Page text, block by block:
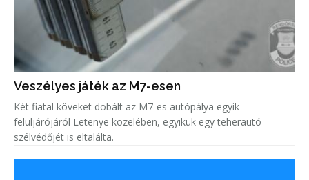
Veszélyes játék az M7-esen
Két fiatal köveket dobált az M7-es autópálya egyik
felüljárójáról Letenye közelében, egyikük egy teherautó
szélvédőjét is eltalálta.